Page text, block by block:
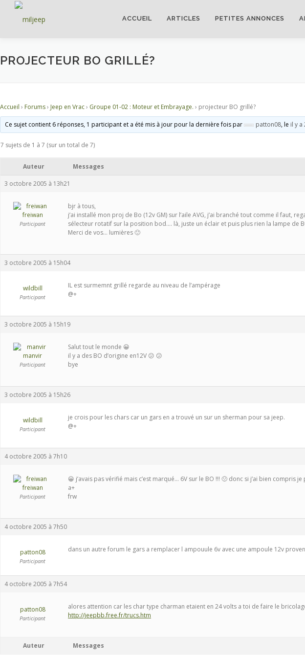
ACCUEIL ARTICLES PETITES ANNONCES
PROJECTEUR BO GRILLÉ?
Accueil › Forums› Jeep en Vrac› Groupe 01-02 : Moteur et Embrayage. › projecteur BO grillé?
Ce sujet contient 6 réponses, 1 participant et a été mis à jour pour la dernière fois par patton08, le il y a
7 sujets de 1 à 7 (sur un total de 7)
Auteur Messages
3 octobre 2005 à 13h21
freiwan
Participant
bjr à tous,
j’ai installé mon proj de Bo (12v GM) sur l’aile AVG, j’ai branché tout comme il faut,
sélecteur rotatif sur la position bod…. là, juste un éclair et puis plus rien la lampe de
Merci de vos… lumières 🙂
3 octobre 2005 à 15h04
wildbill
Participant
IL est surmemnt grillé regarde au niveau de l’ampérage
@+
3 octobre 2005 à 15h19
manvir
Participant
Salut tout le monde 😀
il y a des BO d’origine en12V 😕 😕
bye
3 octobre 2005 à 15h26
wildbill
Participant
je crois pour les chars car un gars en a trouvé un sur un sherman pour sa jeep.
@+
4 octobre 2005 à 7h10
freiwan
Participant
😀 j’avais pas vérifié mais c’est marqué… 6V sur le BO !!! 🙁 donc si j’ai bien
a+
frw
4 octobre 2005 à 7h50
patton08
Participant
dans un autre forum le gars a remplacer l ampouule 6v avec une ampoule 12v
4 octobre 2005 à 7h54
patton08
Participant
alores attention car les char type charman etaient en 24 volts a toi de faire le
http://jeepbb.free.fr/trucs.htm
Auteur Messages